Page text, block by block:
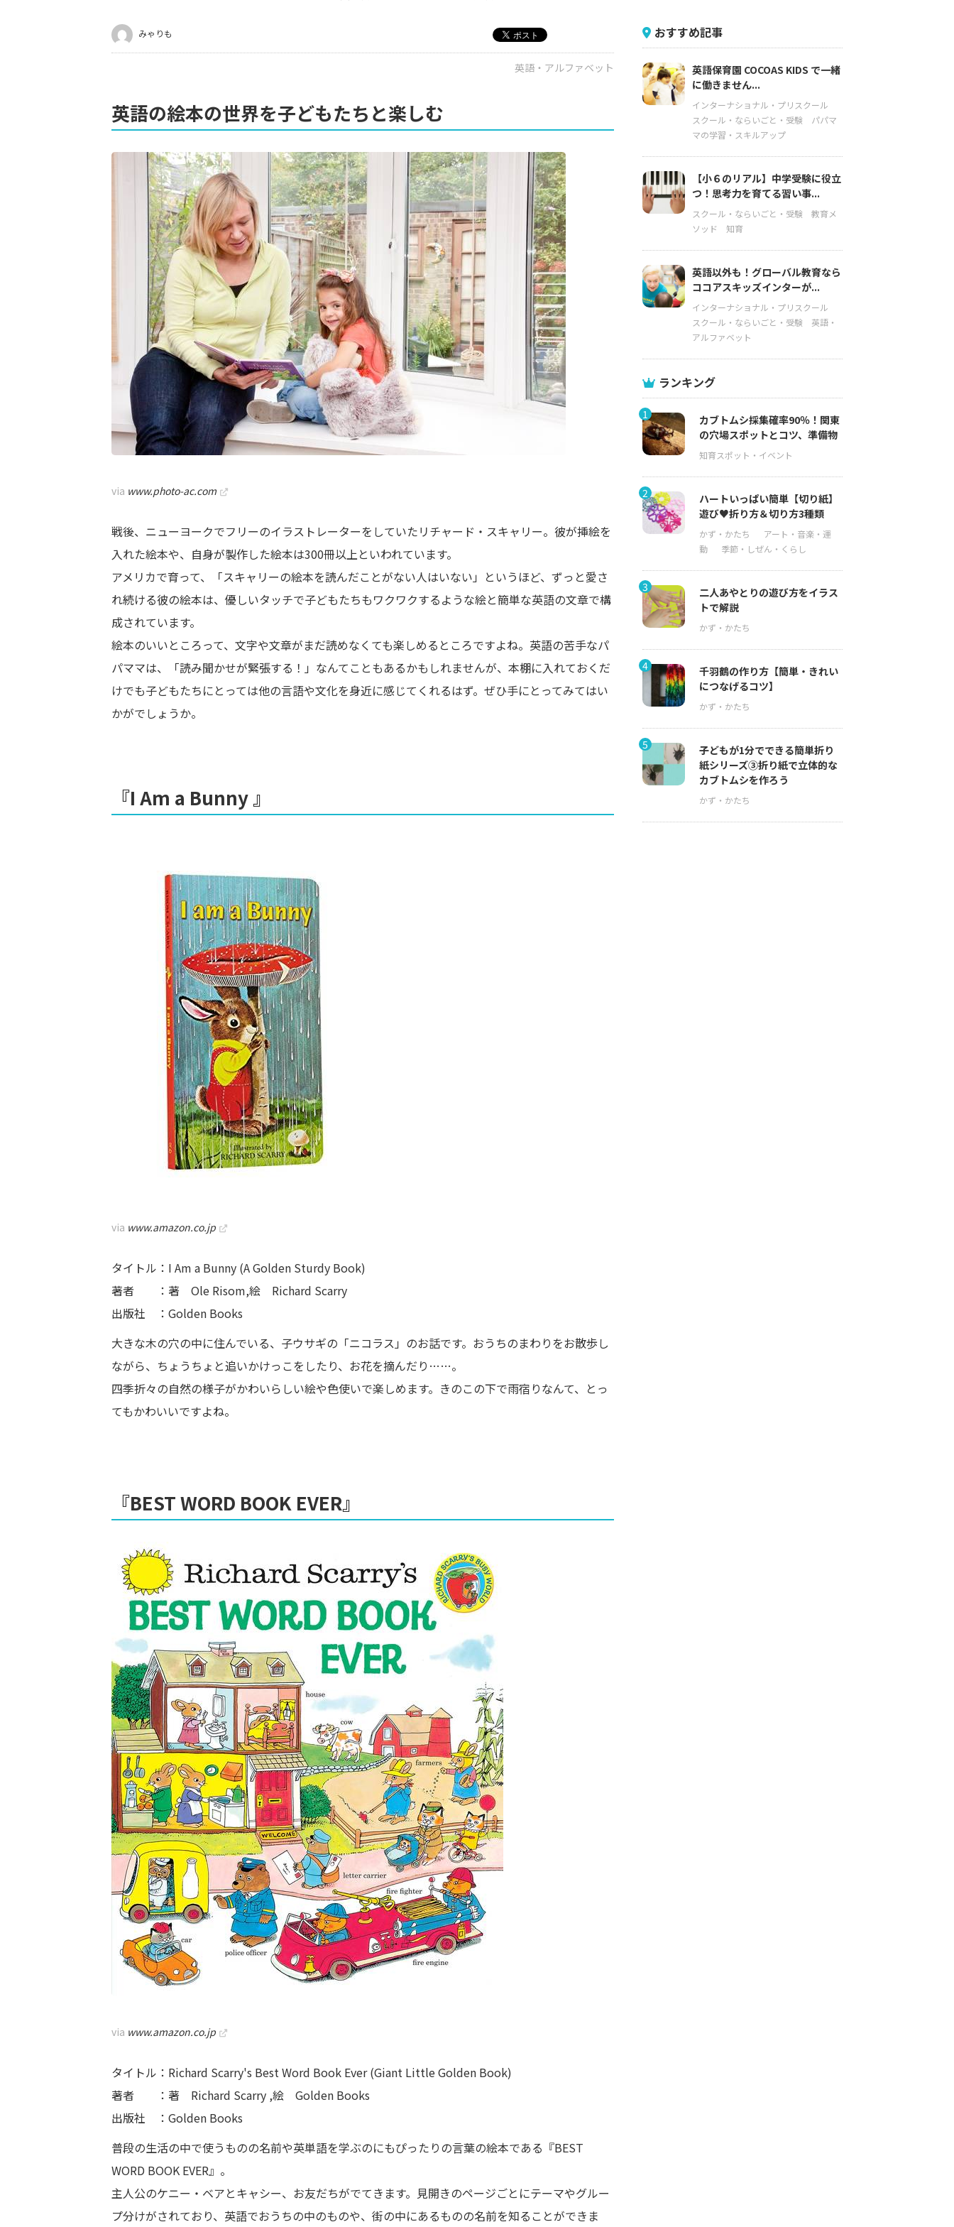
みゃりも
英語・アルファベット
英語の絵本の世界を子どもたちと楽しむ
via www.photo-ac.com
戦後、ニューヨークでフリーのイラストレーターをしていたリチャード・スキャリー。彼が挿絵を
入れた絵本や、自身が製作した絵本は300冊以上といわれています。
アメリカで育って、「スキャリーの絵本を読んだことがない人はいない」というほど、ずっと愛さ
れ続ける彼の絵本は、優しいタッチで子どもたちもワクワクするような絵と簡単な英語の文章で構
成されています。
絵本のいいところって、文字や文章がまだ読めなくても楽しめるところですよね。英語の苦手なパ
パママは、「読み聞かせが緊張する！」なんてこともあるかもしれませんが、本棚に入れておくだ
けでも子どもたちにとっては他の言語や文化を身近に感じてくれるはず。ぜひ手にとってみてはい
かがでしょうか。
『I Am a Bunny 』
via www.amazon.co.jp
タイトル：I Am a Bunny (A Golden Sturdy Book)
著者 ：著 Ole Risom,絵 Richard Scarry
出版社 ：Golden Books
大きな木の穴の中に住んでいる、子ウサギの「ニコラス」のお話です。おうちのまわりをお散歩し
ながら、ちょうちょと追いかけっこをしたり、お花を摘んだり……。
四季折々の自然の様子がかわいらしい絵や色使いで楽しめます。きのこの下で雨宿りなんて、とっ
てもかわいいですよね。
『BEST WORD BOOK EVER』
via www.amazon.co.jp
タイトル：Richard Scarry's Best Word Book Ever (Giant Little Golden Book)
著者 ：著 Richard Scarry ,絵 Golden Books
出版社 ：Golden Books
普段の生活の中で使うものの名前や英単語を学ぶのにもぴったりの言葉の絵本である『BEST
WORD BOOK EVER』。
主人公のケニー・ベアとキャシー、お友だちがでてきます。見開きのページごとにテーマやグルー
プ分けがされており、英語でおうちの中のものや、街の中にあるものの名前を知ることができま
おすすめ記事
英語保育園 COCOAS KIDS で一緒
に働きません...
インターナショナル・プリスクール
スクール・ならいごと・受験
パパマ
マの学習・スキルアップ
【小６のリアル】中学受験に役立
つ！思考力を育てる習い事...
スクール・ならいごと・受験
教育メ
ソッド
知育
英語以外も！グローバル教育なら
ココアスキッズインターが...
インターナショナル・プリスクール
スクール・ならいごと・受験
英語・
アルファベット
ランキング
1
カブトムシ採集確率90％！関東
の穴場スポットとコツ、準備物
2
ハートいっぱい簡単【切り紙】
遊び♥折り方＆切り方3種類
3
二人あやとりの遊び方をイラス
トで解説
4
千羽鶴の作り方【簡単・きれい
につなげるコツ】
5
子どもが1分でできる簡単折り
紙シリーズ③折り紙で立体的な
カブトムシを作ろう